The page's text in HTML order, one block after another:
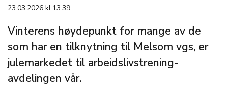
23.03.2026 kl.13:39
Vinterens høydepunkt for mange av de
som har en tilknytning til Melsom vgs, er
julemarkedet til arbeidslivstrening-
avdelingen vår.